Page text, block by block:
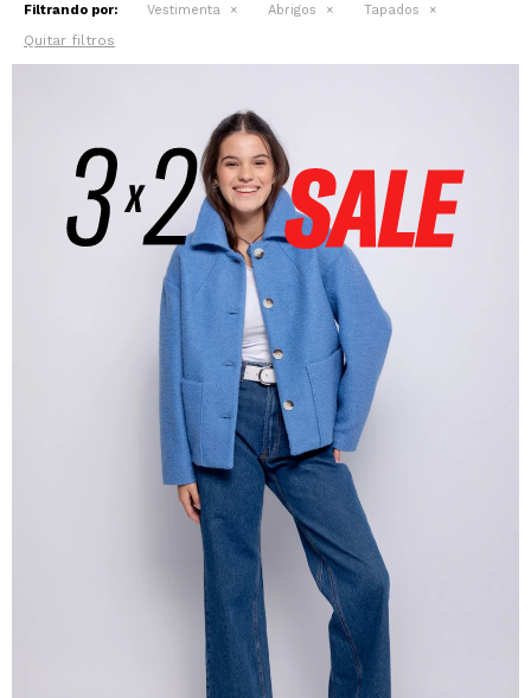
Filtrando por: Vestimenta Abrigos Tapados
Quitar filtros